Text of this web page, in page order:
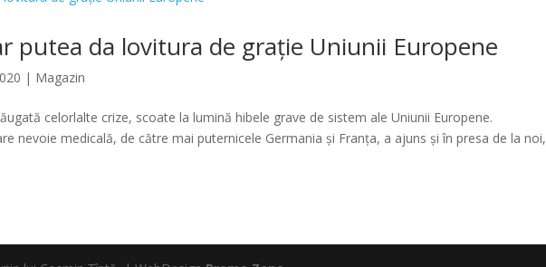
putea da lovitura de grație Uniunii Europene
| Magazin
celorlalte crize, scoate la lumină hibele grave de sistem ale Uniunii Europene.
nevoie medicală, de către mai puternicele Germania și Franța, a ajuns și în presa de la noi,